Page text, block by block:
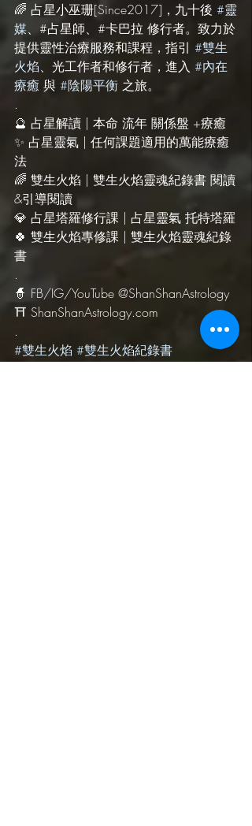
🌈 占星小巫珊[Since2017]，九十後 #靈
媒、#占星師、#卡巴拉 修行者。致力於
提供靈性治療服務和課程，指引 #雙生
火焰、光工作者和修行者，進入 #內在
療癒 與 #陰陽平衡 之旅。
.
🔮 占星解讀 | 本命 流年 關係盤 +療癒
✨ 占星靈氣 | 任何課題適用的萬能療癒
法
🌈 雙生火焰 | 雙生火焰靈魂紀錄書 閱讀
&引導閱讀
💎 占星塔羅修行課 | 占星靈氣 托特塔羅
🍀 雙生火焰專修課 | 雙生火焰靈魂紀錄
書
.
🧙‍ FB/IG/YouTube @ShanShanAstrology
⛩ ShanShanAstrology.com
.
#雙生火焰 #雙生火焰紀錄書